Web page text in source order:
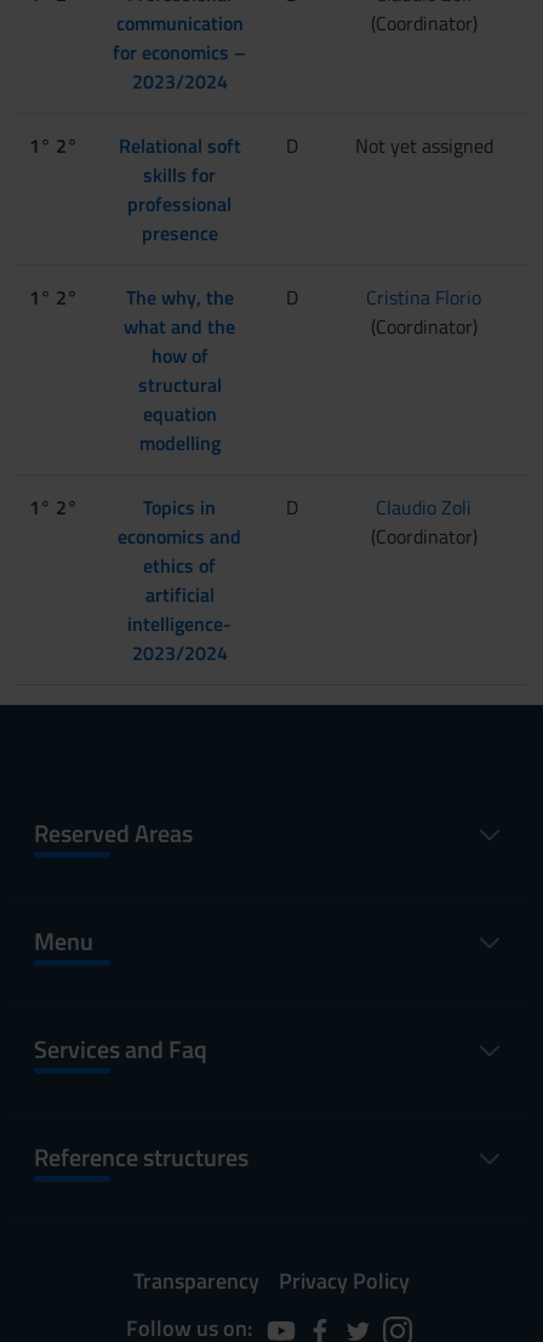
communication
for economics –
2023/2024
(Coordinator)
1° 2°
Relational soft
skills for
professional
presence
D Not yet assigned
1° 2°
The why, the
what and the
how of
structural
equation
modelling
D
Cristina Florio
(Coordinator)
1° 2°
Topics in
economics and
ethics of
artificial
intelligence-
2023/2024
D
Claudio Zoli
(Coordinator)
Reserved Areas
Menu
Services and Faq
Reference structures
Transparency
Privacy Policy
Follow us on: